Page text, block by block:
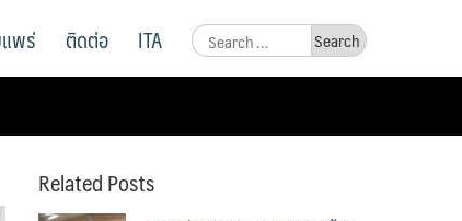
Search
for:
พร่ ติดต่อ ITA
Related Posts